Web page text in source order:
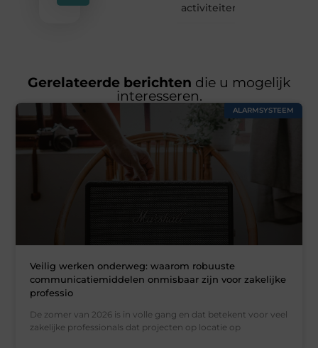
activiteiten
Gerelateerde berichten die u mogelijk
interesseren.
ALARMSYSTEEM
Veilig werken onderweg: waarom robuuste
communicatiemiddelen onmisbaar zijn voor zakelijke
professio
De zomer van 2026 is in volle gang en dat betekent voor veel
zakelijke professionals dat projecten op locatie op